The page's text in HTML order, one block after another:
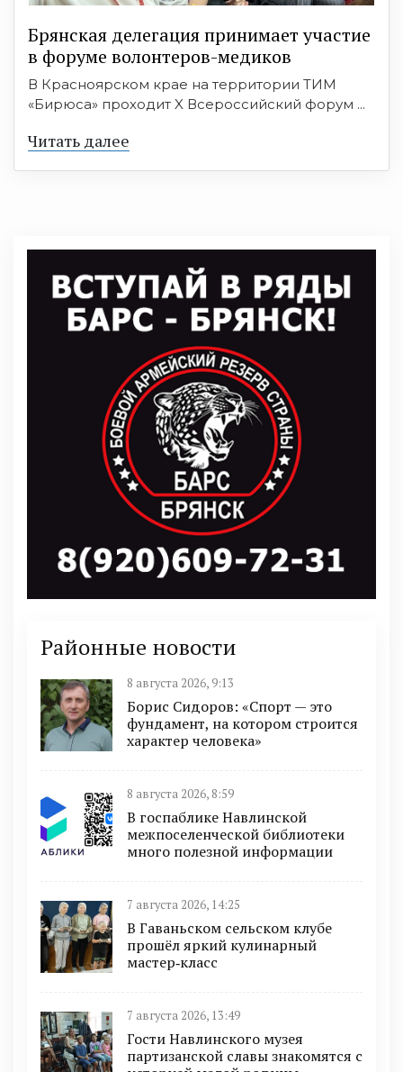
Брянская делегация принимает участие
в форуме волонтеров-медиков
В Красноярском крае на территории ТИМ
«Бирюса» проходит X Всероссийский форум ...
Читать далее
Районные новости
8 августа 2026, 9:13
Борис Сидоров: «Спорт — это
фундамент, на котором строится
характер человека»
8 августа 2026, 8:59
В госпаблике Навлинской
межпоселенческой библиотеки
много полезной информации
7 августа 2026, 14:25
В Гаваньском сельском клубе
прошёл яркий кулинарный
мастер‑класс
7 августа 2026, 13:49
Гости Навлинского музея
партизанской славы знакомятся с